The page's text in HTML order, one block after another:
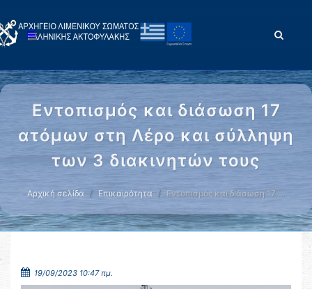
Εντοπισμός και διάσωση 17
ατόμων στη Λέρο και σύλληψη
των 3 διακινητών τους
Αρχική σελίδα Επικαιρότητα Εντοπισμός και διάσωση 17 …
19/09/2023 10:47 πμ.